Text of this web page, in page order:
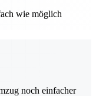
wie möglich
noch einfacher